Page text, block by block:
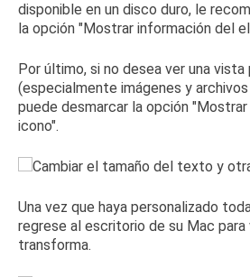
disponible en un disco duro, le
la opción "Mostrar información del
Por último, si no desea ver una vista
(especialmente imágenes y
puede desmarcar la opción
icono".
Una vez que haya personalizado
regrese al escritorio de su Mac para
transforma.